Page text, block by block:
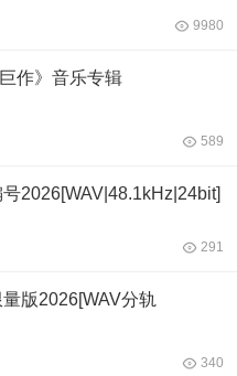
9980
作》音乐专辑
589
2026[WAV|48.1kHz|24bit]
291
版2026[WAV分轨
340